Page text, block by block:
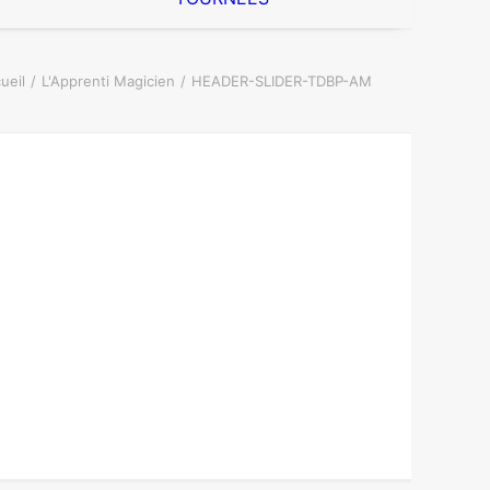
L'Apprenti Magicien HEADER-SLIDER-TDBP-AM